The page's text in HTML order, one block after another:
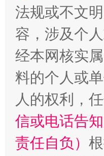
法规或不文
容，涉及个
经本网核实
料的个人或
人的权利，
信或电话告
责任自负）